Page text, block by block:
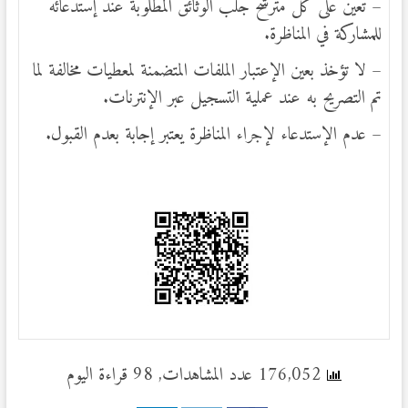
– تعين على كل مترشح جلب الوثائق المطلوبة عند إستدعائه
للمشاركة في المناظرة.
– لا تؤخذ بعين الإعتبار الملفات المتضمنة لمعطيات مخالفة لما
تم التصريح به عند عملية التسجيل عبر الإنترنات.
– عدم الإستدعاء لإجراء المناظرة يعتبر إجابة بعدم القبول.
176,052 عدد المشاهدات, 98 قراءة اليوم